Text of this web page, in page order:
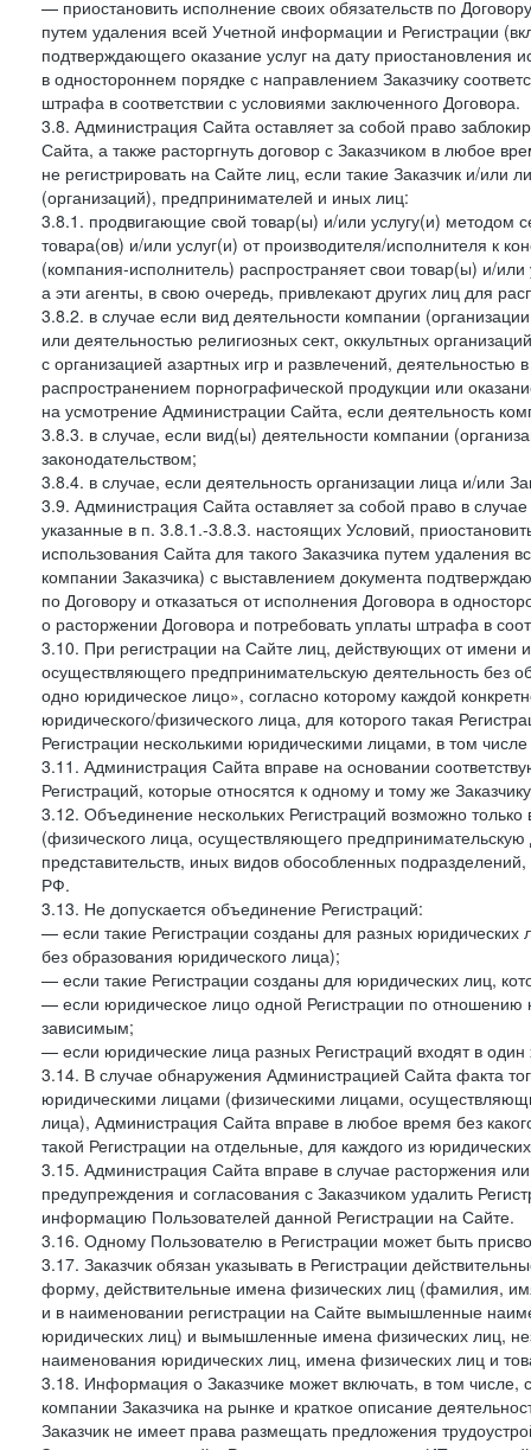
— приостановить исполнение своих обязательств по
путем удаления всей Учетной информации и Регистрации
подтверждающего оказание услуг на дату приостановления
в одностороннем порядке с направлением Заказчику
штрафа в соответствии с условиями заключенного Договора.
3.8. Администрация Сайта оставляет за собой право
Сайта, а также расторгнуть договор с Заказчиком в любое
не регистрировать на Сайте лиц, если такие Заказчик и/
(организаций), предпринимателей и иных лиц:
3.8.1. продвигающие свой товар(ы) и/или услугу(и) методом
товара(ов) и/или услуг(и) от производителя/исполнителя к
(компания-исполнитель) распространяет свои товар(ы) и/
а эти агенты, в свою очередь, привлекают других лиц для
3.8.2. в случае если вид деятельности компании
или деятельностью религиозных сект, оккультных
с организацией азартных игр и развлечений,
распространением порнографической продукции или
на усмотрение Администрации Сайта, если деятельность
3.8.3. в случае, если вид(ы) деятельности компании
законодательством;
3.8.4. в случае, если деятельность организации лица и/или
3.9. Администрация Сайта оставляет за собой право в
указанные в п. 3.8.1.-3.8.3. настоящих Условий,
использования Сайта для такого Заказчика путем
компании Заказчика) с выставлением документа
по Договору и отказаться от исполнения Договора в
о расторжении Договора и потребовать уплаты штрафа в
3.10. При регистрации на Сайте лиц, действующих от имени
осуществляющего предпринимательскую деятельность без
одно юридическое лицо», согласно которому каждой
юридического/физического лица, для которого такая
Регистрации несколькими юридическими лицами, в том
3.11. Администрация Сайта вправе на основании
Регистраций, которые относятся к одному и тому же
3.12. Объединение нескольких Регистраций возможно
(физического лица, осуществляющего
представительств, иных видов обособленных
РФ.
3.13. Не допускается объединение Регистраций:
— если такие Регистрации созданы для разных
без образования юридического лица);
— если такие Регистрации созданы для юридических лиц,
— если юридическое лицо одной Регистрации по отношению
зависимым;
— если юридические лица разных Регистраций входят в
3.14. В случае обнаружения Администрацией Сайта факта
юридическими лицами (физическими лицами,
лица), Администрация Сайта вправе в любое время без
такой Регистрации на отдельные, для каждого из
3.15. Администрация Сайта вправе в случае расторжения
предупреждения и согласования с Заказчиком удалить
информацию Пользователей данной Регистрации на Сайте.
3.16. Одному Пользователю в Регистрации может быть
3.17. Заказчик обязан указывать в Регистрации
форму, действительные имена физических лиц (фамилия,
и в наименовании регистрации на Сайте вымышленные
юридических лиц) и вымышленные имена физических лиц,
наименования юридических лиц, имена физических лиц и
3.18. Информация о Заказчике может включать, в том
компании Заказчика на рынке и краткое описание
Заказчик не имеет права размещать предложения